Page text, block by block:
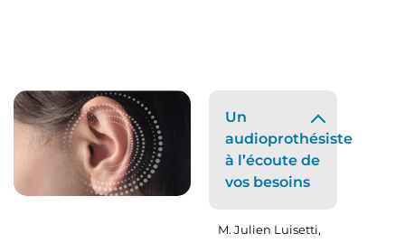
Un
audioprothésiste
à l’écoute de
vos besoins
M. Julien Luisetti,